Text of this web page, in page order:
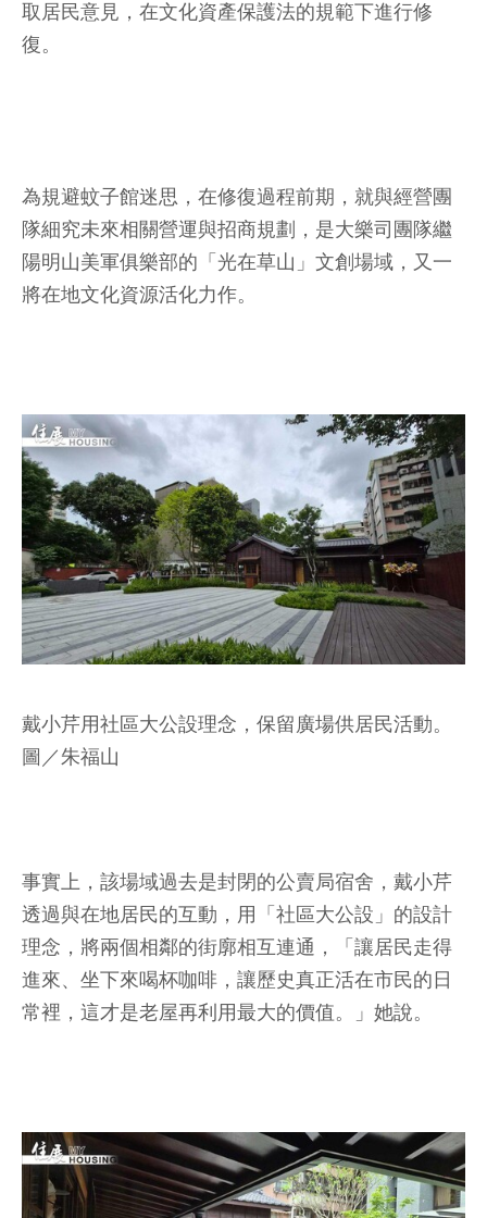
取居民意見，在文化資產保護法的規範下進行修
復。
為規避蚊子館迷思，在修復過程前期，就與經營團
隊細究未來相關營運與招商規劃，是大樂司團隊繼
陽明山美軍俱樂部的「光在草山」文創場域，又一
將在地文化資源活化力作。
戴小芹用社區大公設理念，保留廣場供居民活動。
圖／朱福山
事實上，該場域過去是封閉的公賣局宿舍，戴小芹
透過與在地居民的互動，用「社區大公設」的設計
理念，將兩個相鄰的街廓相互連通，「讓居民走得
進來、坐下來喝杯咖啡，讓歷史真正活在市民的日
常裡，這才是老屋再利用最大的價值。」她說。